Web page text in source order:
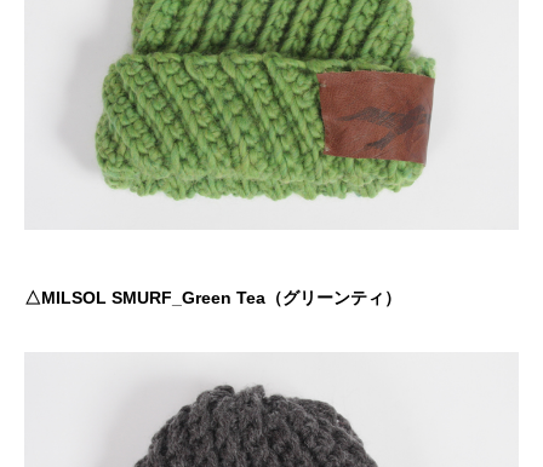
△MILSOL SMURF_Green Tea（グリーンティ）